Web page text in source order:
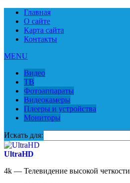
Главная
О сайте
Карта сайта
Контакты
MENU
Видео
ТВ
Фотоаппараты
Видеокамеры
Плееры и устройства
Мониторы
Искать для:
UltraHD
4k — Телевидение высокой четкости